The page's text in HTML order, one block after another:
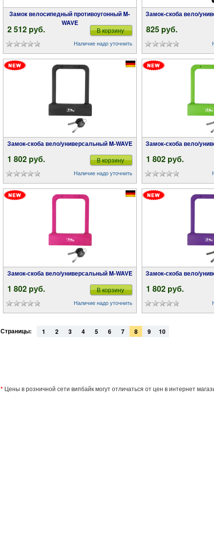
Замок велосипедный противоугонный M-
WAVE
2 512 pуб. В корзину
Наличие надо уточнить
Замок-скоба вело/
825 pуб.
Замок-скоба вело/универсальный M-WAVE
1 802 pуб. В корзину
Наличие надо уточнить
Замок-скоба вело/
1 802 pуб.
Замок-скоба вело/универсальный M-WAVE
1 802 pуб. В корзину
Наличие надо уточнить
Замок-скоба вело/
1 802 pуб.
Страницы: 1 2 3 4 5 6 7 8 9 10
* Цены в розничной сети випбайк могут отличаться от цен в интернет